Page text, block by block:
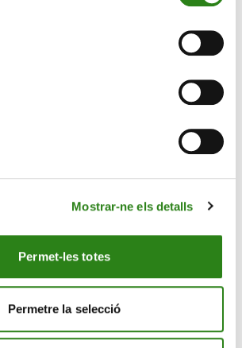
Mostrar-ne els detalls
Permet-les totes
Permetre la selecció